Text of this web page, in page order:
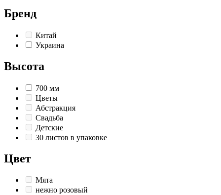
Бренд
Китай
Украина
Высота
700 мм
Цветы
Абстракция
Свадьба
Детские
30 листов в упаковке
Цвет
Мята
нежно розовый